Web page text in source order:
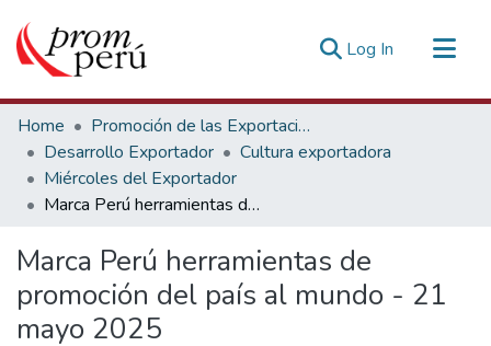
Log In (current)
Communities & Collections
All of DSpace
Statistics
Estadísticas Externas
Home
Promoción de las Exportaciones
Desarrollo Exportador
Cultura exportadora
Miércoles del Exportador
Marca Perú herramientas de promoción del país al mundo - 21 mayo 2025
Marca Perú herramientas de
promoción del país al mundo - 21
mayo 2025